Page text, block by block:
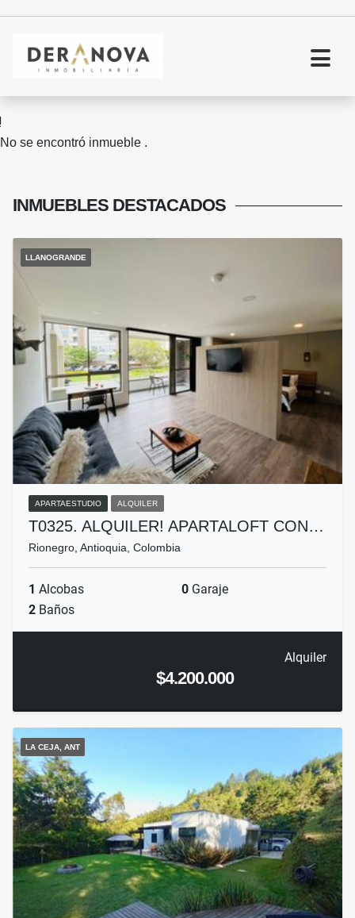
No se encontró inmueble .
INMUEBLES DESTACADOS
LLANOGRANDE
APARTAESTUDIO ALQUILER
T0325. ALQUILER! APARTALOFT CON…
Rionegro, Antioquia, Colombia
1 Alcobas 0 Garaje
2 Baños
Alquiler
$4.200.000
LA CEJA, ANT